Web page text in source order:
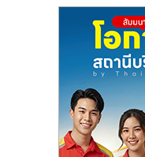
รวม
แฟ
ไชส์